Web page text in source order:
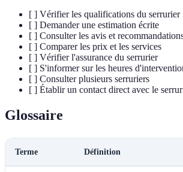
[ ] Vérifier les qualifications du serrurier
[ ] Demander une estimation écrite
[ ] Consulter les avis et
[ ] Comparer les prix et les services
[ ] Vérifier l'assurance du serrurier
[ ] S'informer sur les heures
[ ] Consulter plusieurs serruriers
[ ] Établir un contact direct avec le
Glossaire
Terme Définition